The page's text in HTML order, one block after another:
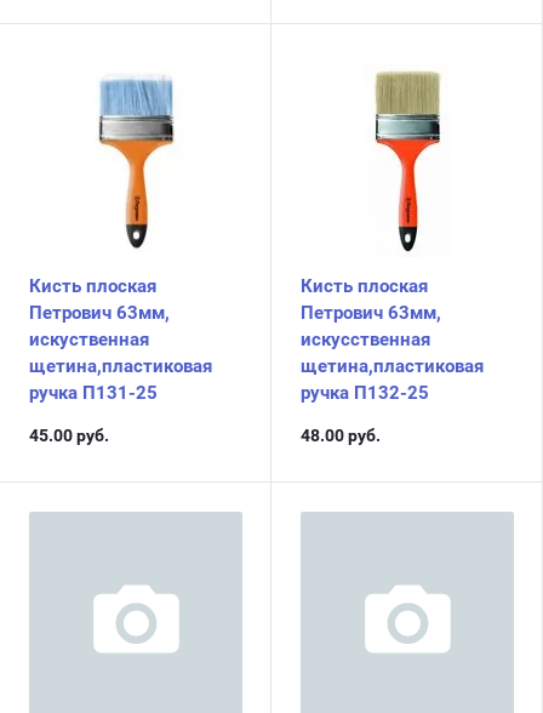
Кисть плоская
Петрович 63мм,
искуственная
щетина,пластиковая
ручка П131-25
45.00руб.
Кисть плоская
Петрович 63мм,
искусственная
щетина,пластиковая
ручка П132-25
48.00руб.